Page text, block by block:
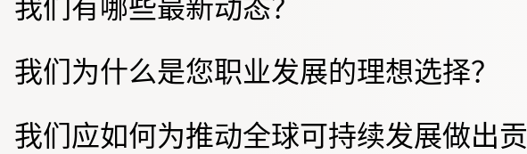
我们有哪些最新动态？
我们为什么是您职业发展的理想选择？
我们应如何为推动全球可持续发展做出贡